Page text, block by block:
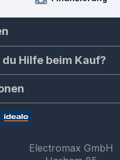
Hilfe beim Kauf?
Electromax GmbH